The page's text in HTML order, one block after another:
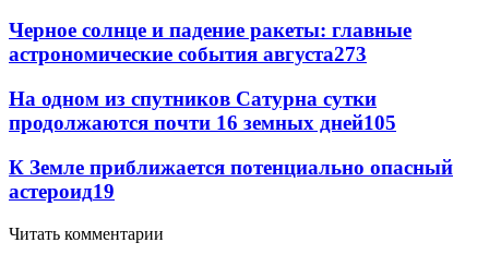
Черное солнце и падение ракеты: главные
астрономические события августа273
На одном из спутников Сатурна сутки
продолжаются почти 16 земных дней105
К Земле приближается потенциально опасный
астероид19
Читать комментарии